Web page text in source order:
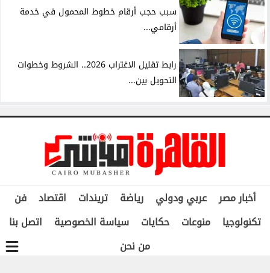
سبب حجب أرقام خطوط المحمول في خدمة
أرقامي...
رابط تقليل الاغتراب 2026.. الشروط وخطوات
التحويل بين...
أخبار مصر عربي ودولي رياضة تريندات اقتصاد
فن
تكنولوجيا
منوعات حكايات سياسة الخصوصية
اتصل بنا
من نحن